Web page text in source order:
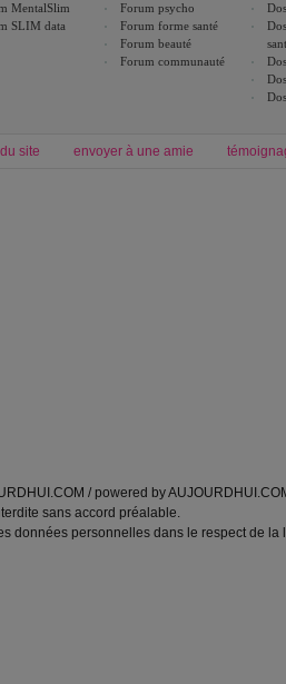
MentalSlim
SLIM data
Forum psycho
Forum forme santé
Forum beauté
Forum communauté
site envoyer à une amie
/ powered by
sans accord préalable.
données personnelles dans le respect de